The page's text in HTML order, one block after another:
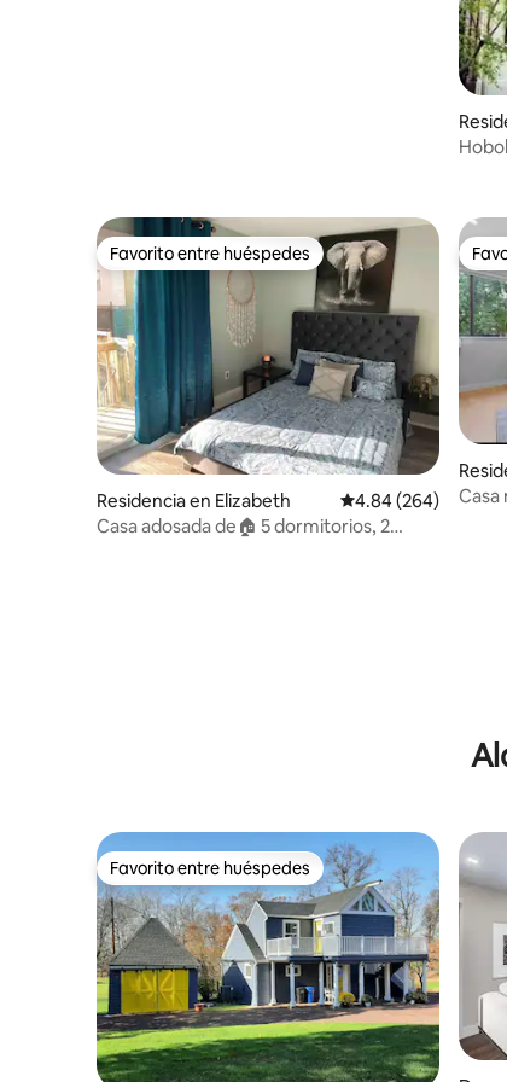
Favorito entre huéspedes
Favorito entre huéspedes
Residencia en Elizabeth Calificación
4.84 (264)
Casa adosada de🏠 5 dormitorios, 2
Casa
Favorito entre huéspedes
Favorito entre huéspedes